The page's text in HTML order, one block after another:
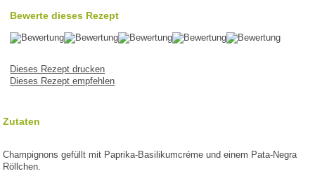
Bewerte dieses Rezept
Dieses Rezept drucken
Dieses Rezept empfehlen
Zutaten
Champignons gefüllt mit Paprika-Basilikumcréme und einem Pata-Negra
Röllchen.